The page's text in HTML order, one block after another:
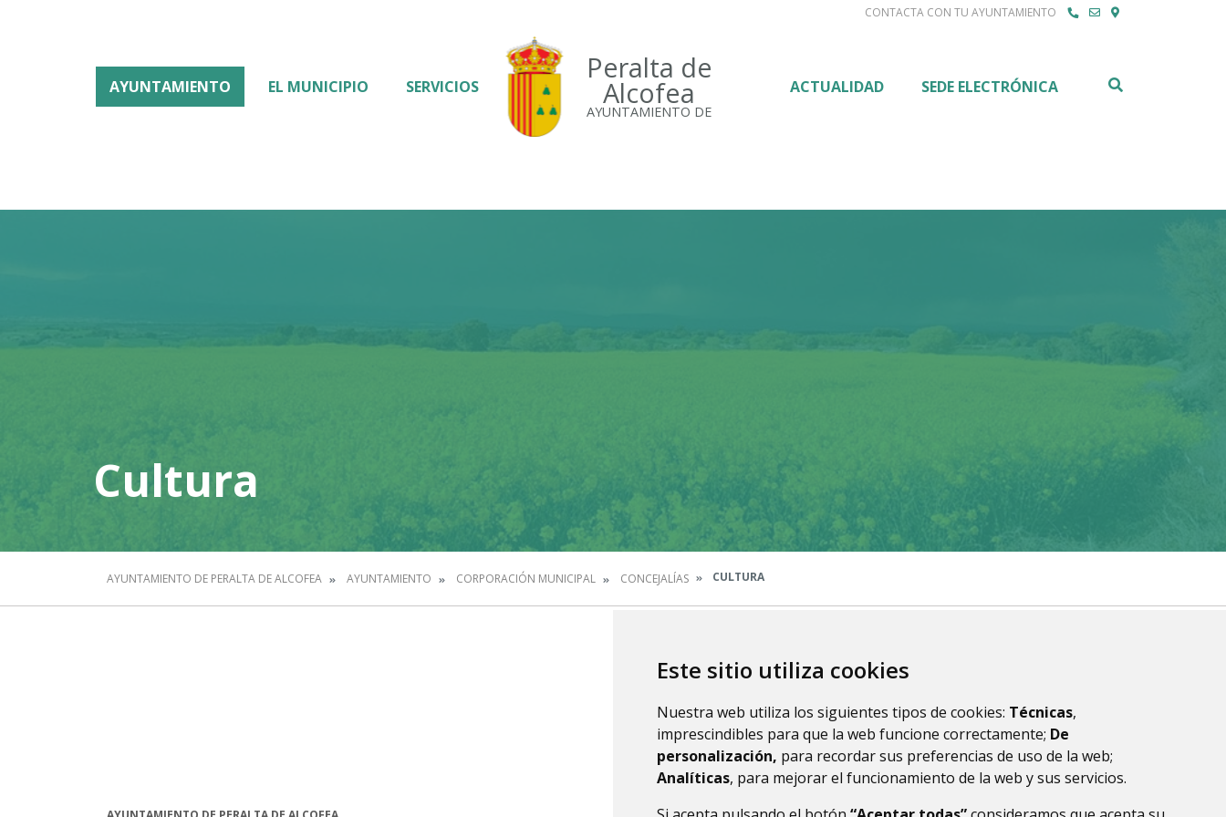
Este sitio utiliza cookies
Nuestra web utiliza los siguientes tipos de cookies: Técnicas,
imprescindibles para que la web funcione correctamente; De
personalización, para recordar sus preferencias de uso de la web;
Analíticas, para mejorar el funcionamiento de la web y sus servicios.
CONTACTA CON TU AYUNTAMIENTO
Peralta de
Alcofea
AYUNTAMIENTO DE
AYUNTAMIENTO EL MUNICIPIO SERVICIOS ACTUALIDAD SEDE ELECTRÓNICA
Cultura
AYUNTAMIENTO DE PERALTA DE ALCOFEA AYUNTAMIENTO CORPORACIÓN MUNICIPAL CONCEJALÍAS CULTURA